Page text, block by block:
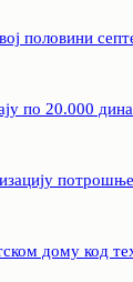
половини
по 20.000
дому код